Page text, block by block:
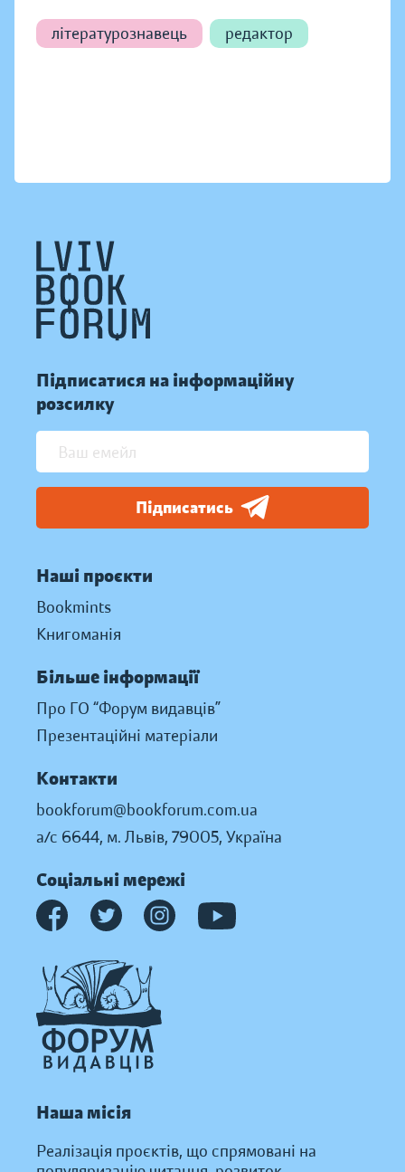
літературознавець редактор
Підписатися на інформаційну
розсилку
Підписатись
Наші проєкти
Bookmints
Книгоманія
Більше інформації
Про ГО “Форум видавців”
Презентаційні матеріали
Контакти
bookforum@bookforum.com.ua
а/с 6644, м. Львів, 79005, Україна
Соціальні мережі
Наша місія
Реалізація проєктів, що спрямовані на